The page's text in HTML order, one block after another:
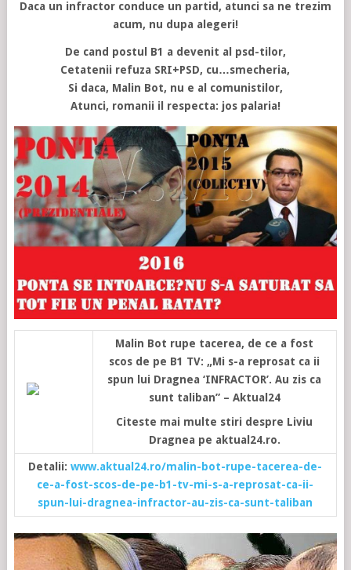
Daca un infractor conduce un partid, atunci sa ne trezim
acum, nu dupa alegeri!
De cand postul B1 a devenit al psd-tilor,
Cetatenii refuza SRI+PSD, cu…smecheria,
Si daca, Malin Bot, nu e al comunistilor,
Atunci, romanii il respecta: jos palaria!
Malin Bot rupe tacerea, de ce a fost
scos de pe B1 TV: „Mi s-a reprosat ca ii
spun lui Dragnea ‘INFRACTOR’. Au zis ca
sunt taliban” – Aktual24
Citeste mai multe stiri despre Liviu
Dragnea pe aktual24.ro.
Detalii:www.aktual24.ro/malin-bot-rupe-tacerea-de-
ce-a-fost-scos-de-pe-b1-tv-mi-s-a-reprosat-ca-ii-
spun-lui-dragnea-infractor-au-zis-ca-sunt-taliban